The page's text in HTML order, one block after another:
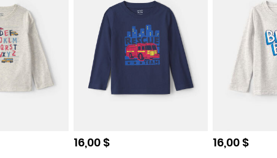
Prix de solde
16,00 $ Prix de solde
16,00 $